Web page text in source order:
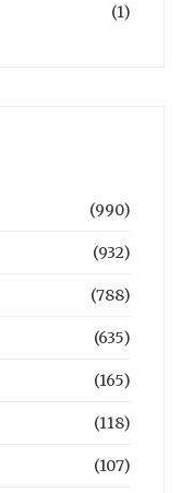
(1)
(990)
(932)
(788)
(635)
(165)
(118)
(107)